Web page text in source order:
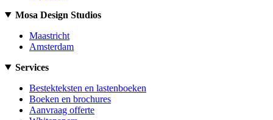
Mosa Design Studios
Maastricht
Amsterdam
Services
Bestekteksten en lastenboeken
Boeken en brochures
Aanvraag offerte